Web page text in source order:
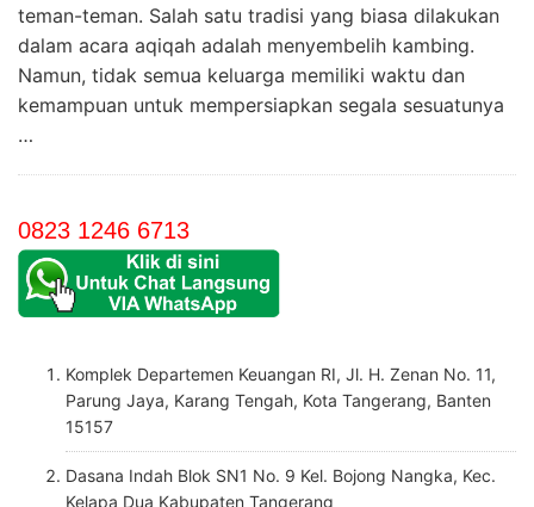
teman-teman. Salah satu tradisi yang biasa dilakukan
dalam acara aqiqah adalah menyembelih kambing.
Namun, tidak semua keluarga memiliki waktu dan
kemampuan untuk mempersiapkan segala sesuatunya
…
0823 1246 6713
Komplek Departemen Keuangan RI, Jl. H. Zenan No. 11,
Parung Jaya, Karang Tengah, Kota Tangerang, Banten
15157
Dasana Indah Blok SN1 No. 9 Kel. Bojong Nangka, Kec.
Kelapa Dua Kabupaten Tangerang